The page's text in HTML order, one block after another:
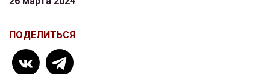
ПОДЕЛИТЬСЯ